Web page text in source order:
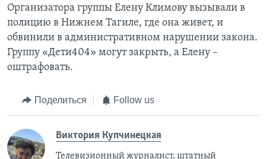
Организатора группы Елену Климову вызывали в
полицию в Нижнем Тагиле, где она живет, и
обвинили в административном нарушении закона.
Группу «Дети404» могут закрыть, а Елену –
оштрафовать.
Поделиться Follow us
Виктория Купчинецкая
Телевизионный журналист, штатный